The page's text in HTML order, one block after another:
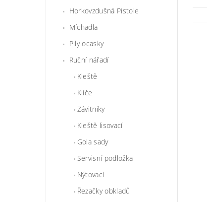
Horkovzdušná Pistole
Míchadla
Pily ocasky
Ruční nářadí
Kleště
Klíče
Závitníky
Kleště lisovací
Gola sady
Servisní podložka
Nýtovací
Řezačky obkladů